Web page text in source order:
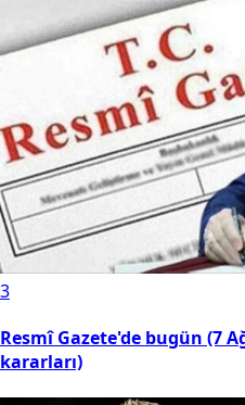
3
Resmî Gazete'de bugün (7
kararları)